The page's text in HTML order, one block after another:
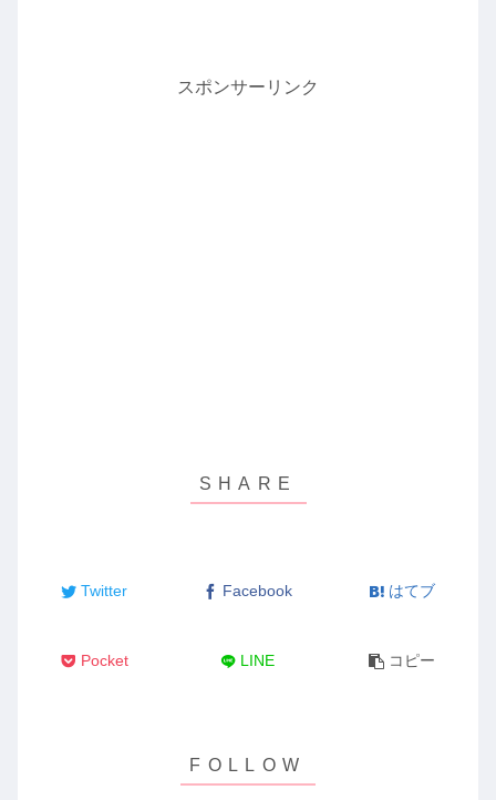
スポンサーリンク
Twitter Facebook はてブ
Pocket LINE コピー